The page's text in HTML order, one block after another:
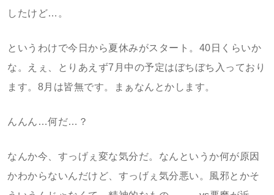
したけど…。
というわけで今日から夏休みがスタート。40日くらいか
な。えぇ、とりあえず7月中の予定はぼちぼち入っており
ます。8月は皆無です。まぁなんとかします。
んんん…何だ…？
なんか今、すっげぇ変な気分だ。なんというか何が原因
かわからないんだけど、すっげぇ気分悪い。風邪とかそ